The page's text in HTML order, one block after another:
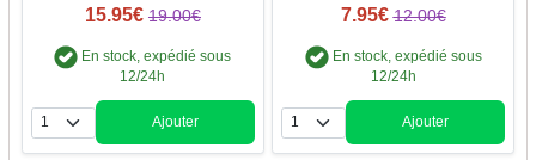
15.95€ 19.00€
En stock, expédié sous
12/24h
Quantité
Ajouter
7.95€ 12.00€
En stock, expédié sous
12/24h
Quantité
Ajouter